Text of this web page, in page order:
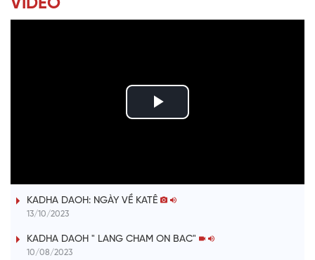
VIDEO
P
a
V
KADHA DAOH: NGÀY VỀ KATÊ
13/10/2023
KADHA DAOH " LANG CHAM ON BAC"
10/08/2023